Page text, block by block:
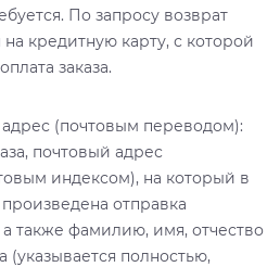
По запросу возврат
кредитную карту, с которой
заказа.
(почтовым переводом):
почтовый адрес
индексом), на который в
отправка
также фамилию, имя, отчество
(указывается полностью,